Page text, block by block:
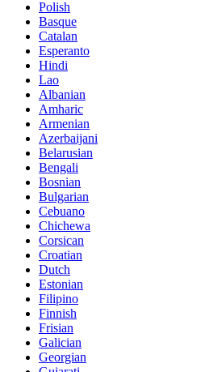
Polish
Basque
Catalan
Esperanto
Hindi
Lao
Albanian
Amharic
Armenian
Azerbaijani
Belarusian
Bengali
Bosnian
Bulgarian
Cebuano
Chichewa
Corsican
Croatian
Dutch
Estonian
Filipino
Finnish
Frisian
Galician
Georgian